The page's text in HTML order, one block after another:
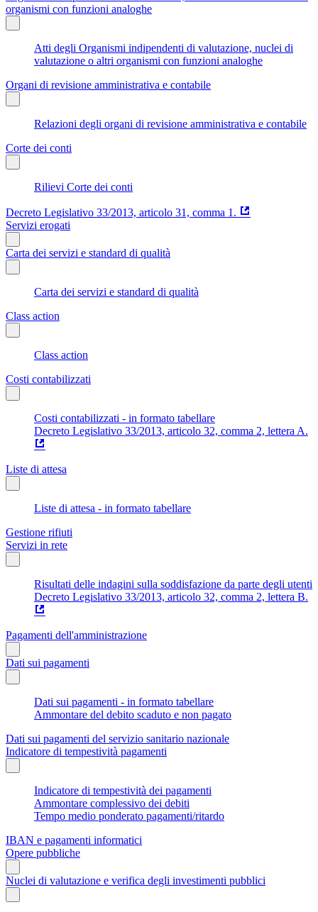
organismi con funzioni analoghe
Atti degli Organismi indipendenti di valutazione, nuclei di
valutazione o altri organismi con funzioni analoghe
Organi di revisione amministrativa e contabile
Relazioni degli organi di revisione amministrativa e contabile
Corte dei conti
Rilievi Corte dei conti
Decreto Legislativo 33/2013, articolo 31, comma 1.
Servizi erogati
Carta dei servizi e standard di qualità
Carta dei servizi e standard di qualità
Class action
Class action
Costi contabilizzati
Costi contabilizzati - in formato tabellare
Decreto Legislativo 33/2013, articolo 32, comma 2, lettera A.
Liste di attesa
Liste di attesa - in formato tabellare
Gestione rifiuti
Servizi in rete
Risultati delle indagini sulla soddisfazione da parte degli utenti
Decreto Legislativo 33/2013, articolo 32, comma 2, lettera B.
Pagamenti dell'amministrazione
Dati sui pagamenti
Dati sui pagamenti - in formato tabellare
Ammontare del debito scaduto e non pagato
Dati sui pagamenti del servizio sanitario nazionale
Indicatore di tempestività pagamenti
Indicatore di tempestività dei pagamenti
Ammontare complessivo dei debiti
Tempo medio ponderato pagamenti/ritardo
IBAN e pagamenti informatici
Opere pubbliche
Nuclei di valutazione e verifica degli investimenti pubblici